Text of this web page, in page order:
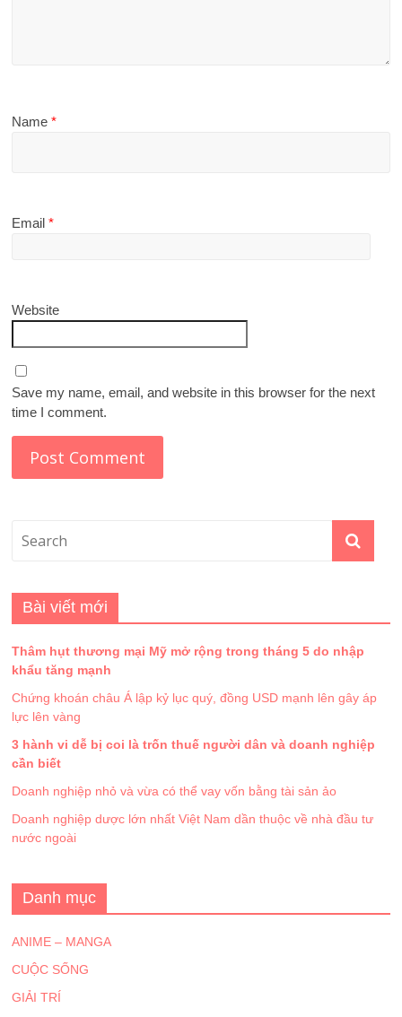
Name*
Email*
Website
Save my name, email, and website in this browser for the next
time I comment.
Bài viết mới
Thâm hụt thương mại Mỹ mở rộng trong tháng 5 do nhập
khẩu tăng mạnh
Chứng khoán châu Á lập kỷ lục quý, đồng USD mạnh lên gây áp
lực lên vàng
3 hành vi dễ bị coi là trốn thuế người dân và doanh nghiệp
cần biết
Doanh nghiệp nhỏ và vừa có thể vay vốn bằng tài sản ảo
Doanh nghiệp dược lớn nhất Việt Nam dần thuộc về nhà đầu tư
nước ngoài
Danh mục
ANIME – MANGA
CUỘC SỐNG
GIẢI TRÍ